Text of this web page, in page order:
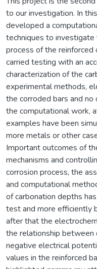
to our investigation. In
developed a
techniques to investigate
process of the reinforced
carried testing with an
characterization of the
experimental methods,
the corroded bars and no
the computational work,
examples have been
more metals or other
Important outcomes of
mechanisms and
corrosion process, the
and computational
of carbonation depths
test and more efficiently
after that the
the relationship between
negative electrical
values in the reinforced